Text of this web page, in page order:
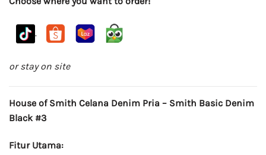
Rp565.000.Rp179.000.
.
or stay on site
House of Smith Celana Denim Pria – Smith Basic Denim
Black #3
Fitur Utama: